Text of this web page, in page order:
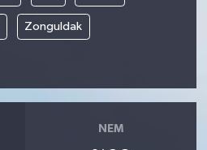
Zonguldak
NEM